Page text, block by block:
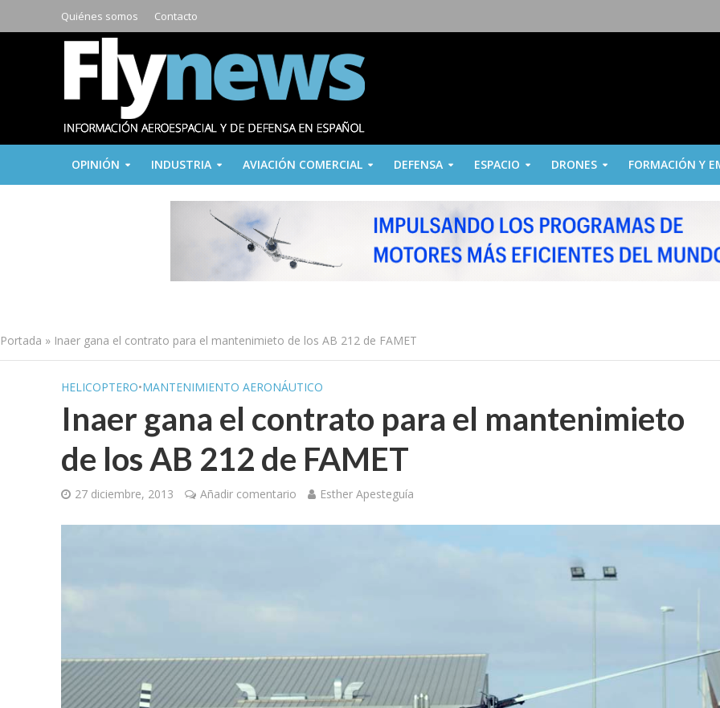
Quiénes somos Contacto
OPINIÓN INDUSTRIA AVIACIÓN COMERCIAL DEFENSA ESPACIO DRONES FORMACIÓN Y
Portada » Inaer gana el contrato para el mantenimieto de los AB 212 de FAMET
HELICOPTERO•MANTENIMIENTO AERONÁUTICO
Inaer gana el contrato para el mantenimieto
de los AB 212 de FAMET
27 diciembre, 2013 Añadir comentario Esther Apesteguía